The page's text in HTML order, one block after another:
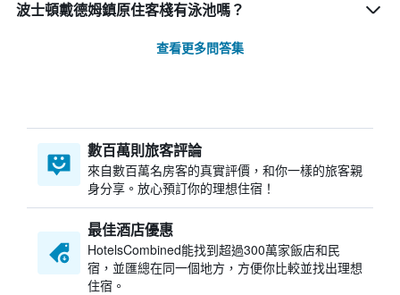
波士頓戴德姆鎮原住客棧有泳池嗎？
查看更多問答集
數百萬則旅客評論
來自數百萬名房客的真實評價，和你一樣的旅客親
身分享。放心預訂你的理想住宿！
最佳酒店優惠
HotelsCombined​能找到超過300萬家飯店和民
宿，並匯總在同一個地方，方便你比較並找出理想
住宿。